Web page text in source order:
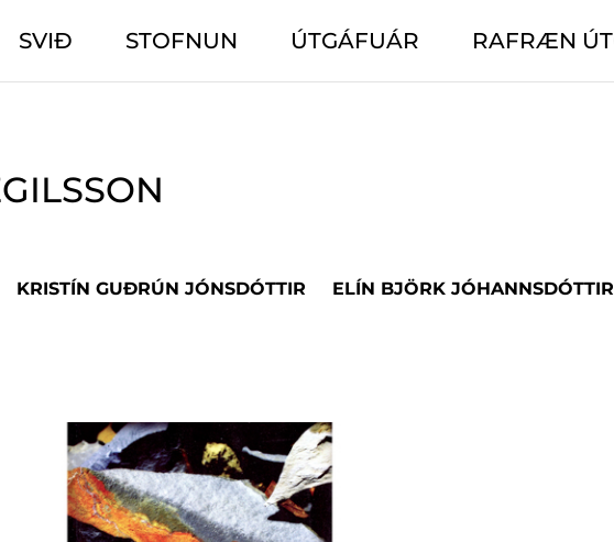
SVIÐ STOFNUN ÚTGÁFUÁR RAFRÆN
KRISTÍN GUÐRÚN JÓNSDÓTTIR ELÍN BJÖRK JÓHANNSDÓTTIR